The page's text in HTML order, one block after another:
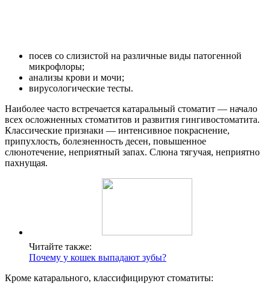
посев со слизистой на различные виды патогенной
микрофлоры;
анализы крови и мочи;
вирусологические тесты.
Наиболее часто встречается катаральный стоматит — начало
всех осложненных стоматитов и развития гингивостоматита.
Классические признаки — интенсивное покраснение,
припухлость, болезненность десен, повышенное
слюнотечение, неприятный запах. Слюна тягучая, неприятно
пахнущая.
Читайте также:
Почему у кошек выпадают зубы?
Кроме катарального, классифицируют стоматиты: